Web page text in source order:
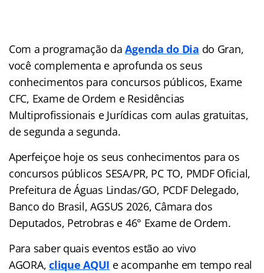
Com a programação daAgenda do Dia do Gran,
você complementa e aprofunda os seus
conhecimentos para concursos públicos, Exame
CFC, Exame de Ordem e Residências
Multiprofissionais e Jurídicas com aulas gratuitas,
de segunda a segunda.
Aperfeiçoe hoje os seus conhecimentos para os
concursos públicos SESA/PR, PC TO, PMDF Oficial,
Prefeitura de Águas Lindas/GO, PCDF Delegado,
Banco do Brasil, AGSUS 2026, Câmara dos
Deputados, Petrobras e 46° Exame de Ordem.
Para saber quais eventos estão ao vivo
AGORA,clique AQUI e acompanhe em tempo real